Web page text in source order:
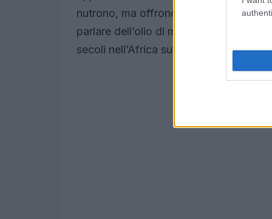
nutrono, ma offrono anche una
parlare dell’olio di mongongo? È noto
secoli nell’Africa subsahariana. Ma